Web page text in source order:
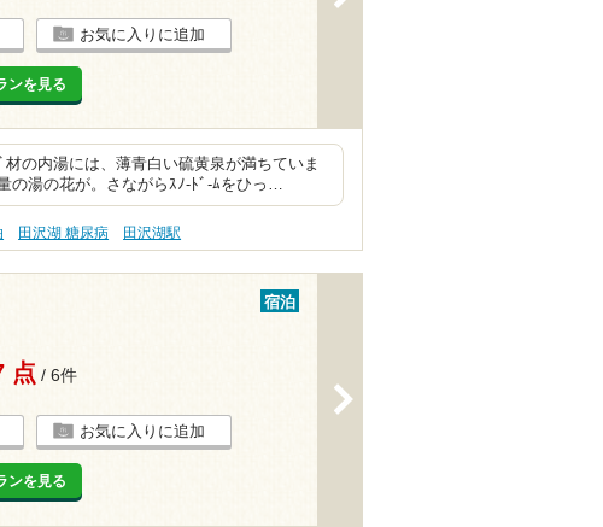
お気に入りに追加
ンを見る
の内湯には、薄青白い硫黄泉が満ちていま
の湯の花が。さながらｽﾉ-ﾄﾞ-ﾑをひっ…
田沢湖 糖尿病 田沢湖駅
宿泊
点 / 6件
お気に入りに追加
ンを見る